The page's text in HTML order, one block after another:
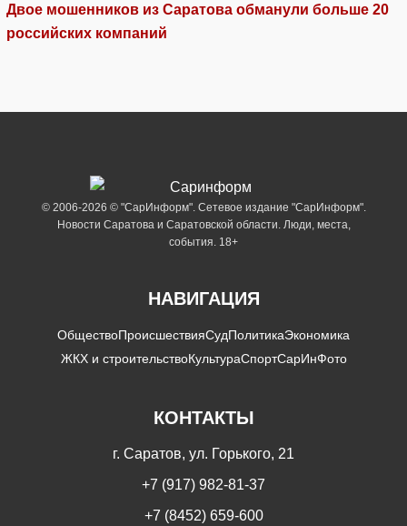
Двое мошенников из Саратова обманули больше 20
российских компаний
© 2006-2026 © "СарИнформ". Сетевое издание "СарИнформ".
Новости Саратова и Саратовской области. Люди, места,
события. 18+
НАВИГАЦИЯ
ОбществоПроисшествияСудПолитикаЭкономика
ЖКХ и строительствоКультураСпортСарИнФото
КОНТАКТЫ
г. Саратов, ул. Горького, 21
+7 (917) 982-81-37
+7 (8452) 659-600